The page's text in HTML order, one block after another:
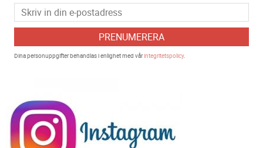
PRENUMERERA
Dina personuppgifter behandlas i enlighet med vårintegritetspolicy.